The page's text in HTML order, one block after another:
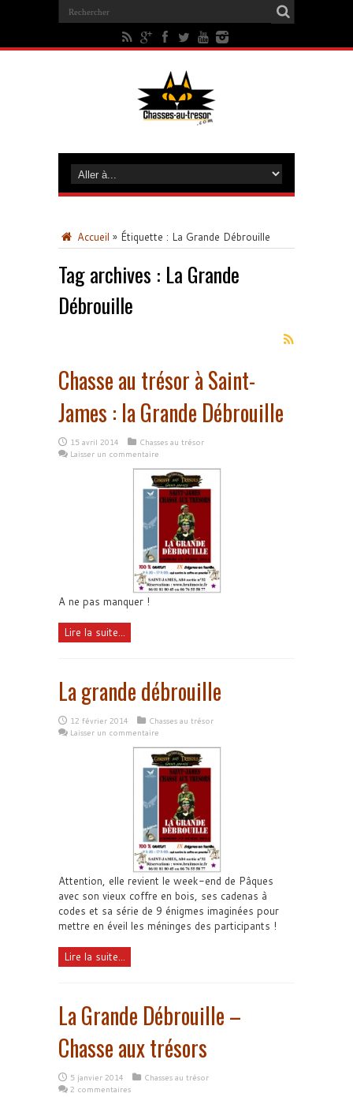
Accueil » Étiquette : La Grande Débrouille
Tag archives : La Grande
Débrouille
Chasse au trésor à Saint-
James : la Grande Débrouille
15 avril 2014
Chasses au trésor
Laisser un commentaire
A ne pas manquer !
Lire la suite...
La grande débrouille
12 février 2014
Chasses au trésor
Laisser un commentaire
Attention, elle revient le week-end de Pâques
avec son vieux coffre en bois, ses cadenas à
codes et sa série de 9 énigmes imaginées pour
mettre en éveil les méninges des participants !
Lire la suite...
La Grande Débrouille –
Chasse aux trésors
5 janvier 2014
Chasses au trésor
2 commentaires